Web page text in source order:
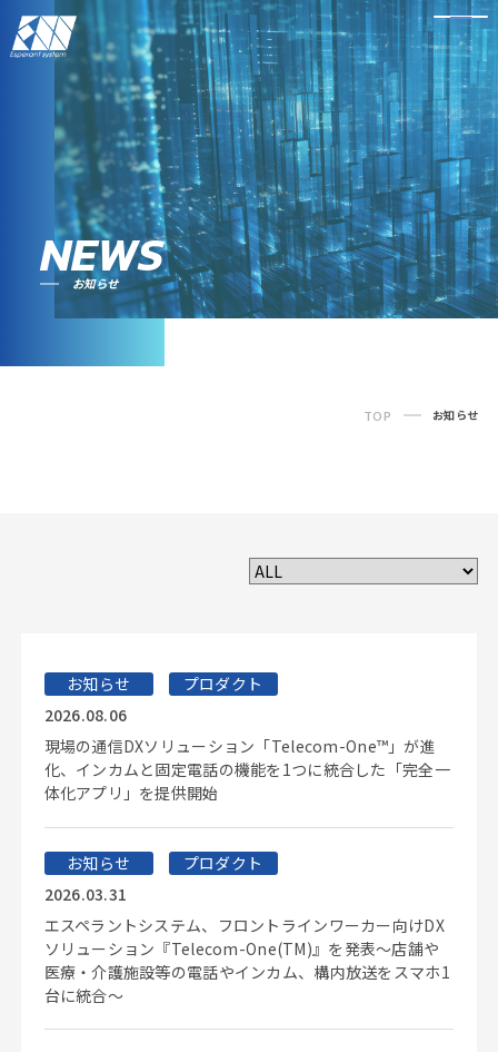
NEWS
お知らせ
TOP お知らせ
お知らせ
プロダクト
2026.08.06
現場の通信DXソリューション「Telecom-One™」が進
化、インカムと固定電話の機能を1つに統合した「完全一
体化アプリ」を提供開始
お知らせ
プロダクト
2026.03.31
エスペラントシステム、フロントラインワーカー向けDX
ソリューション『Telecom-One(TM)』を発表～店舗や
医療・介護施設等の電話やインカム、構内放送をスマホ1
台に統合～